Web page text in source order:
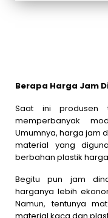
Berapa Harga Jam
Saat ini produsen
memperbanyak
Umumnya, harga jam
material yang
berbahan plastik
Begitu pun jam
harganya lebih
Namun, tentunya